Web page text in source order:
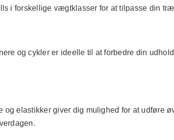
i forskellige vægtklasser for at tilpasse din
og cykler er ideelle til at forbedre din
elastikker giver dig mulighed for at udføre